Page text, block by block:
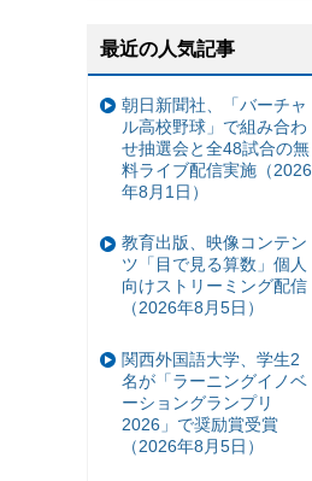
最近の人気記事
朝日新聞社、「バーチャ
ル高校野球」で組み合わ
せ抽選会と全48試合の無
料ライブ配信実施（2026
年8月1日）
教育出版、映像コンテン
ツ「目で見る算数」個人
向けストリーミング配信
（2026年8月5日）
関西外国語大学、学生2
名が「ラーニングイノベ
ーショングランプリ
2026」で奨励賞受賞
（2026年8月5日）